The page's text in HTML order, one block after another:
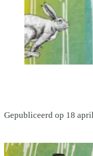
Gepubliceerd op 18